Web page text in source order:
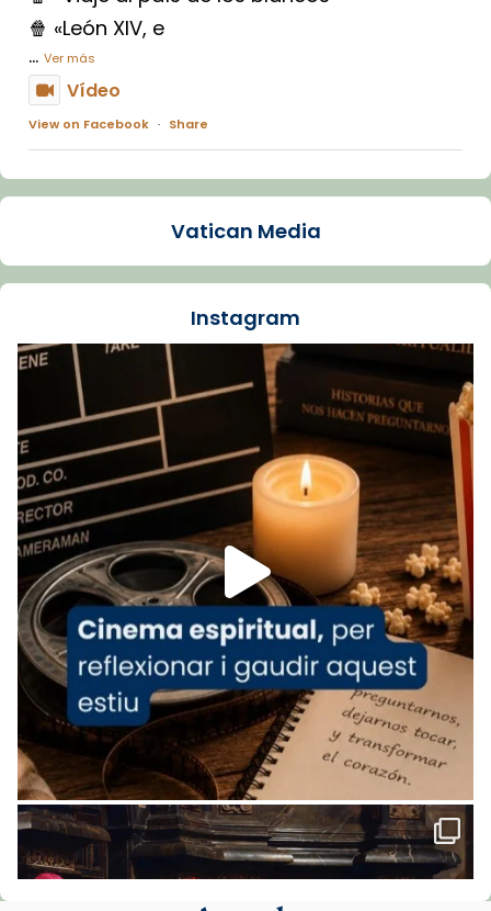
🍿 «León XIV, e
... Ver más
Vídeo
View on Facebook · Share
Arquebisbat de Barcelona
La Carmina va patir depressió. Fa gairebé
dos mesos, a l'Estadi Lluís Companys, la
Recupera l'entrevista comp
Vatican
tican News 👇
www.vaticannews.va/es/iglesia/news/2026-
07/carmina-historia-depresion-papa-viaje-
espana-testimoni...
Foto
View on Facebook · Share
Arquebisbat de Barcelona
1 week ago
«Avui les santes Juliana i Semproniana ens
ajuden a alçar la mirada»
Mons. Sergi Gordo, bisbe de Tortosa, ha
presidit aquest 27 de juliol la missa de Les
Santes de Mataró.
🔗tinyurl.com/cvu5jmbk
📸 J. Merino
Vatican Media
Instagram